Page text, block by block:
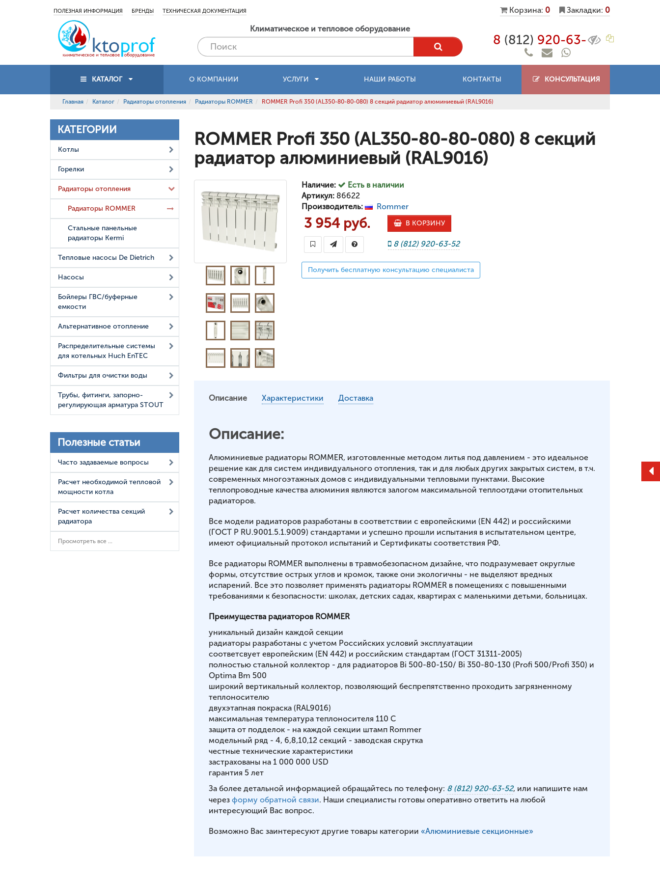
ПОЛЕЗНАЯ ИНФОРМАЦИЯ БРЕНДЫ ТЕХНИЧЕСКАЯ ДОКУМЕНТАЦИЯ Корзина: 0 Закладки: 0
Климатическое и тепловое оборудование
8 (812) 920-63-
КАТАЛОГ О КОМПАНИИ УСЛУГИ НАШИ РАБОТЫ КОНТАКТЫ КОНСУЛЬТАЦИЯ
Главная Каталог Радиаторы отопления Радиаторы ROMMER ROMMER Profi 350 (AL350-80-80-080) 8 секций радиатор алюминиевый (RAL9016)
КАТЕГОРИИ
Котлы
Горелки
Радиаторы отопления
Радиаторы ROMMER
Стальные панельные
радиаторы Kermi
Тепловые насосы De Dietrich
Насосы
Бойлеры ГВС/буферные
емкости
Альтернативное отопление
Распределительные системы
для котельных Huch EnTEC
Фильтры для очистки воды
Трубы, фитинги, запорно-
регулирующая арматура STOUT
Полезные статьи
Часто задаваемые вопросы
Расчет необходимой тепловой
мощности котла
Расчет количества секций
радиатора
Просмотреть все ...
ROMMER Profi 350 (AL350-80-80-080) 8 секций
радиатор алюминиевый (RAL9016)
Наличие:
Есть в наличии
Артикул:86622
Производитель:
Rommer
3 954 руб. В КОРЗИНУ
8 (812) 920-63-52
Получить бесплатную консультацию специалиста
Описание Характеристики Доставка
Описание:
Алюминиевые радиаторы ROMMER, изготовленные методом литья под давлением - это идеальное
решение как для систем индивидуального отопления, так и для любых других закрытых систем, в т.ч.
современных многоэтажных домов с индивидуальными тепловыми пунктами. Высокие
теплопроводные качества алюминия являются залогом максимальной теплоотдачи отопительных
радиаторов.
Все модели радиаторов разработаны в соответствии с европейскими (ЕN 442) и российскими
(ГОСТ Р RU.9001.5.1.9009) стандартами и успешно прошли испытания в испытательном центре,
имеют официальный протокол испытаний и Сертификаты соответствия РФ.
Все радиаторы ROMMER выполнены в травмобезопасном дизайне, что подразумевает округлые
формы, отсутствие острых углов и кромок, также они экологичны - не выделяют вредных
испарений. Все это позволяет применять радиаторы ROMMER в помещениях с повышенными
требованиями к безопасности: школах, детских садах, квартирах с маленькими детьми, больницах.
Преимущества радиаторов ROMMER
уникальный дизайн каждой секции
радиаторы разработаны c учетом Российских условий эксплуатации
соответсвует европейским (ЕN 442) и российским стандартам (ГОСТ 31311-2005)
полностью стальной коллектор - для радиаторов Bi 500-80-150/ Bi 350-80-130 (Profi 500/Profi 350) и
Optima Bm 500
широкий вертикальный коллектор, позволяющий беспрепятственно проходить загрязненному
теплоносителю
двухэтапная покраска (RAL9016)
максимальная температура теплоносителя 110 С
защита от подделок - на каждой секции штамп Rommer
модельный ряд - 4, 6,8,10,12 секций - заводская скрутка
честные технические характеристики
застрахованы на 1 000 000 USD
гарантия 5 лет
За более детальной информацией обращайтесь по телефону: 8 (812) 920-63-52, или напишите нам
через форму обратной связи. Наши специалисты готовы оперативно ответить на любой
интересующий Вас вопрос.
Возможно Вас заинтересуют другие товары категории «Алюминиевые секционные»